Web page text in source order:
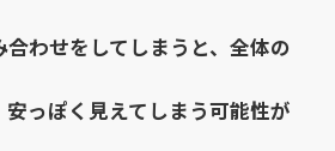
わせをしてしまうと、全体の
っぽく見えてしまう可能性が